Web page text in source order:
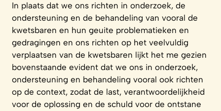
In plaats dat we ons richten in onderzoek, de
ondersteuning en de behandeling van vooral de
kwetsbaren en hun geuite problematieken en
gedragingen en ons richten op het veelvuldig
verplaatsen van de kwetsbaren lijkt het me gezien
bovenstaande evident dat we ons in onderzoek,
ondersteuning en behandeling vooral ook richten
op de context, zodat de last, verantwoordelijkheid
voor de oplossing en de schuld voor de ontstane